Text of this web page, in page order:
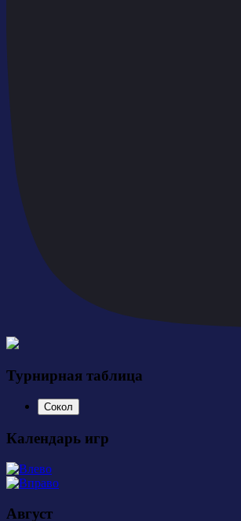
Турнирная таблица
Сокол
Календарь игр
Август